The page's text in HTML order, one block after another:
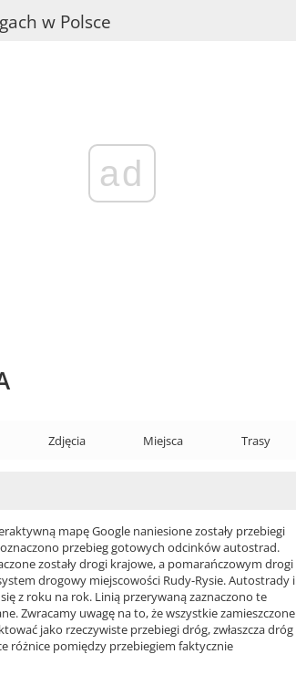
w Polsce
ad
Zdjęcia Miejsca Trasy
mapę Google naniesione zostały przebiegi
przebieg gotowych odcinków autostrad.
zostały drogi krajowe, a pomarańczowym drogi
drogowy miejscowości Rudy-Rysie. Autostrady i
z roku na rok. Linią przerywaną zaznaczono te
Zwracamy uwagę na to, że wszystkie zamieszczone
jako rzeczywiste przebiegi dróg, zwłaszcza dróg
różnice pomiędzy przebiegiem faktycznie